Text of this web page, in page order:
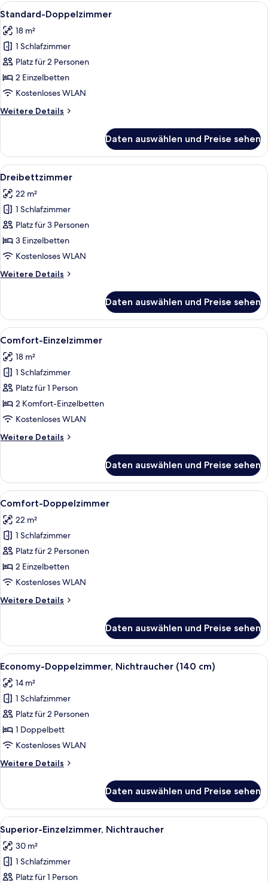
Alle
Fotos
für
Standard-
Doppelzimmer
anzeigen
Ein Hotelzimmer mit zwei Betten,
14
Standard-Doppelzimmer
18 m²
1 Schlafzimmer
Platz für 2 Personen
2 Einzelbetten
Kostenloses WLAN
Weitere Details
Weitere
Doppelzimmer
Daten auswählen und Preise sehen
Alle
Fotos
für
Dreibettzimmer
anzeigen
Ein Hotelzimmer mit zwei Betten,
8
Dreibettzimmer
22 m²
1 Schlafzimmer
Platz für 3 Personen
3 Einzelbetten
Kostenloses WLAN
Weitere Details
Weitere
Daten auswählen und Preise sehen
Alle
Fotos
für
Comfort-
Einzelzimmer
anzeigen
Ein Hotelzimmer mit Bad,
16
Comfort-Einzelzimmer
18 m²
1 Schlafzimmer
Platz für 1 Person
2 Komfort-Einzelbetten
Kostenloses WLAN
Weitere Details
Weitere
Einzelzimmer
Daten auswählen und Preise sehen
Alle
Fotos
für
Comfort-
Doppelzimmer
anzeigen
Ein Hotelzimmer mit Bad,
14
Comfort-Doppelzimmer
22 m²
1 Schlafzimmer
Platz für 2 Personen
2 Einzelbetten
Kostenloses WLAN
Weitere Details
Weitere
Doppelzimmer
Daten auswählen und Preise sehen
Alle
Fotos
für
Economy-
Doppelzimmer,
Nichtraucher
(140
anzeigen
Ein Hotelzimmer mit Bett, einem
8
Economy-Doppelzimmer, Nichtraucher (140 cm)
14 m²
1 Schlafzimmer
Platz für 2 Personen
1 Doppelbett
Kostenloses WLAN
Weitere Details
Weitere
Doppelzimmer,
Nichtraucher
(140
cm)
Daten auswählen und Preise sehen
Alle
Fotos
für
Superior-
Einzelzimmer,
Ein Hotelzimmer mit Bett,
13
Superior-Einzelzimmer, Nichtraucher
30 m²
1 Schlafzimmer
Platz für 1 Person